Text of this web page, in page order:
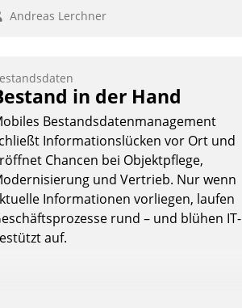
Andreas Lerchner
in der Hand
Bestandsdatenmanagement
Informationslücken vor Ort und
Chancen bei Objektpflege,
und Vertrieb. Nur wenn
Informationen vorliegen, laufen
rund – und blühen IT-
auf.